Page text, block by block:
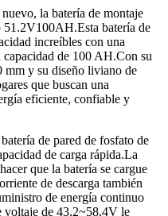
la batería de montaje
batería de
increíbles con una
de 100 AH.Con su
y su diseño liviano de
que buscan una
eficiente, confiable y
de pared de fosfato de
de carga rápida.La
que la batería se cargue
de descarga también
de energía continuo
voltaje de 43,2~58,4V le